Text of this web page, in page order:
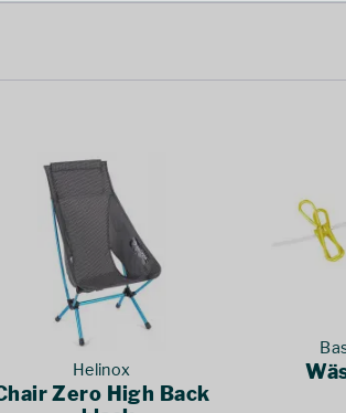
Helinox
Zero High Back